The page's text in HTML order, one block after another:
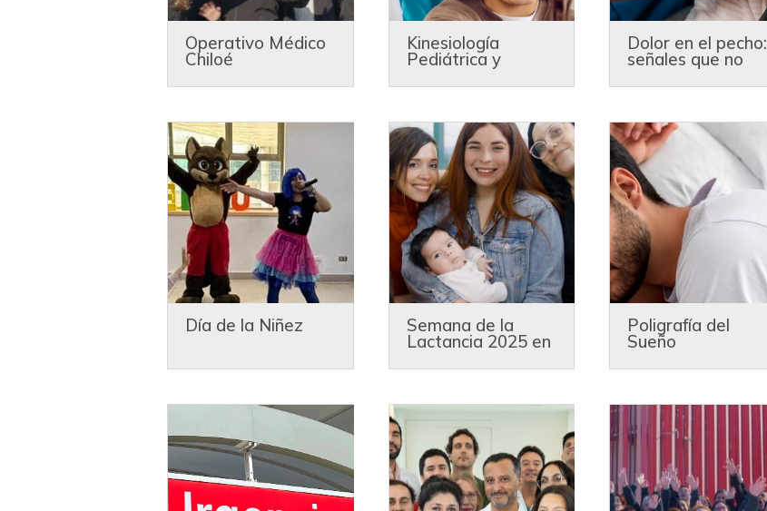
Operativo Médico
Chiloé
Día de la Niñez
Kinesiología
Pediátrica y
Neurorrehabilitaci
ón
Semana de la
Lactancia 2025 en
Dolor en el pecho:
señales que no
debes ignorar
Poligrafía del
Sueño